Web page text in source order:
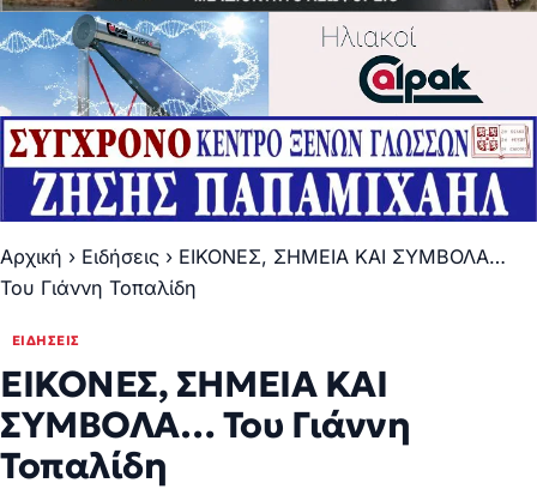
Αρχική › Ειδήσεις › ΕΙΚΟΝΕΣ, ΣΗΜΕΙΑ ΚΑΙ ΣΥΜΒΟΛΑ…
Του Γιάννη Τοπαλίδη
ΕΙΔΉΣΕΙΣ
ΕΙΚΟΝΕΣ, ΣΗΜΕΙΑ ΚΑΙ
ΣΥΜΒΟΛΑ… Του Γιάννη
Τοπαλίδη